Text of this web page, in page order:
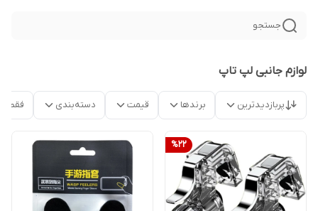
جستجو
لوازم جانبی لپ تاپ
پربازدیدترین برندها قیمت دسته‌بندی فقط
%22